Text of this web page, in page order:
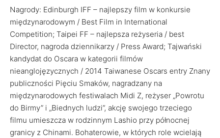
Nagrody: Edinburgh IFF – najlepszy film w konkursie
międzynarodowym / Best Film in International
Competition; Taipei FF – najlepsza reżyseria / best
Director, nagroda dziennikarzy / Press Award; Tajwański
kandydat do Oscara w kategorii filmów
nieanglojęzycznych / 2014 Taiwanese Oscars entry Znany
publiczności Pięciu Smaków, nagradzany na
międzynarodowych festiwalach Midi Z, reżyser „Powrotu
do Birmy” i „Biednych ludzi”, akcję swojego trzeciego
filmu umieszcza w rodzinnym Lashio przy północnej
granicy z Chinami. Bohaterowie, w których role wcielają